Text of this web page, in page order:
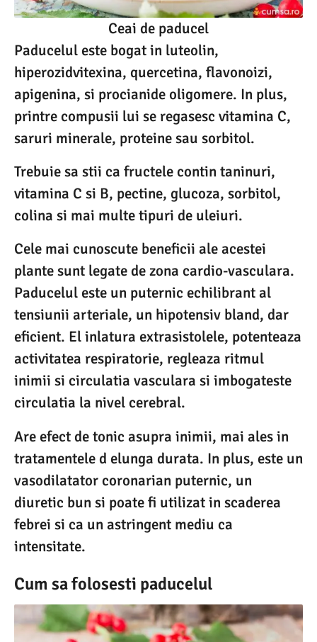
Ceai de paducel
Paducelul este bogat in luteolin,
hiperozidvitexina, quercetina, flavonoizi,
apigenina, si procianide oligomere. In plus,
printre compusii lui se regasesc vitamina C,
saruri minerale, proteine sau sorbitol.
Trebuie sa stii ca fructele contin taninuri,
vitamina C si B, pectine, glucoza, sorbitol,
colina si mai multe tipuri de uleiuri.
Cele mai cunoscute beneficii ale acestei
plante sunt legate de zona cardio-vasculara.
Paducelul este un puternic echilibrant al
tensiunii arteriale, un hipotensiv bland, dar
eficient. El inlatura extrasistolele, potenteaza
activitatea respiratorie, regleaza ritmul
inimii si circulatia vasculara si imbogateste
circulatia la nivel cerebral.
Are efect de tonic asupra inimii, mai ales in
tratamentele d elunga durata. In plus, este un
vasodilatator coronarian puternic, un
diuretic bun si poate fi utilizat in scaderea
febrei si ca un astringent mediu ca
intensitate.
Cum sa folosesti paducelul